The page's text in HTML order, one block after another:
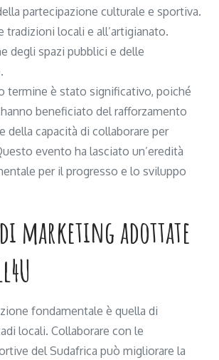
partecipazione culturale e sportiva.
tradizioni locali e all’artigianato.
degli spazi pubblici e delle
termine è stato significativo, poiché
beneficiato del rafforzamento
della capacità di collaborare per
evento ha lasciato un’eredità
per il progresso e lo sviluppo
marketing adottate
fondamentale è quella di
locali. Collaborare con le
del Sudafrica può migliorare la